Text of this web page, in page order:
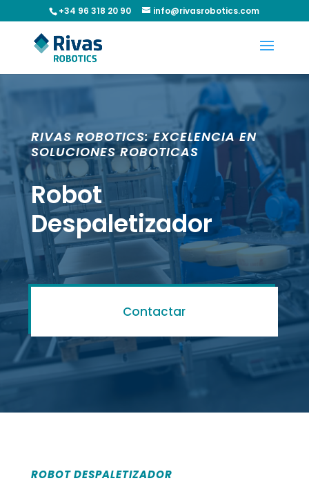
+34 96 318 20 90 info@rivasrobotics.com
RIVAS ROBOTICS: EXCELENCIA EN
SOLUCIONES ROBOTICAS
Robot
Despaletizador
Contactar
ROBOT DESPALETIZADOR